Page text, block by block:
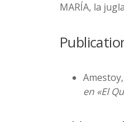
MARÍA, la
en «El